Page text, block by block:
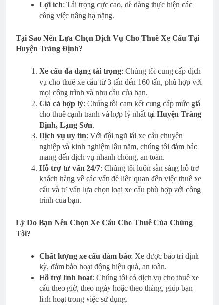
Lợi ích: Tải trọng cực cao, dễ dàng thực hiện các
công việc nâng hạ nặng.
Tại Sao Nên Lựa Chọn Dịch Vụ Cho Thuê Xe Cẩu Tại
Huyện Tràng Định?
Xe cẩu đa dạng tải trọng: Chúng tôi cung cấp dịch
vụ cho thuê xe cẩu từ 3 tấn đến 160 tấn, phù hợp với
mọi công trình và nhu cầu của bạn.
Giá cả hợp lý: Chúng tôi cam kết cung cấp mức giá
cho thuê cạnh tranh và hợp lý nhất tại Huyện Tràng
Định, Lạng Sơn.
Dịch vụ uy tín: Với đội ngũ lái xe cẩu chuyên
nghiệp và kinh nghiệm lâu năm, chúng tôi đảm bảo
mang đến dịch vụ nhanh chóng, an toàn.
Hỗ trợ tư vấn 24/7: Chúng tôi luôn sẵn sàng hỗ trợ
khách hàng về các vấn đề liên quan đến việc thuê xe
cẩu và tư vấn lựa chọn loại xe cẩu phù hợp với công
trình của bạn.
Lý Do Bạn Nên Chọn Xe Cẩu Cho Thuê Của Chúng
Tôi?
Chất lượng xe cẩu đảm bảo: Xe được bảo trì định
kỳ, đảm bảo hoạt động hiệu quả, an toàn.
Hỗ trợ linh hoạt: Chúng tôi có dịch vụ cho thuê xe
cẩu theo giờ, theo ngày hoặc theo tháng, giúp bạn
linh hoạt trong việc sử dụng.